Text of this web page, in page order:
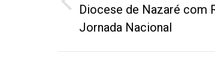
post:
Post
anterior:
Diocese de Nazaré com
Jornada Nacional